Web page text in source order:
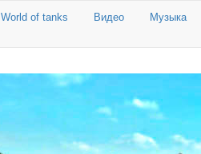
World of tanks Видео Музыка